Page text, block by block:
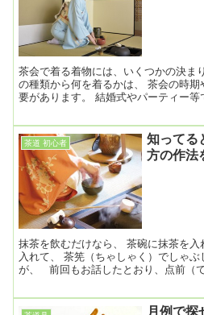
茶会で着る着物には、いくつかの決ま
の種類から何を着るかは、 茶会の時
要があります。 結婚式やパーティー
や豪華な振袖は、茶会には向きません
茶道 初心者
知ってる
方の作法
抹茶を飲むだけなら、 茶碗に抹茶を
入れて、 茶筅（ちゃしゃく）でしゃ
が、 前回もお話したとおり、点前（
月例で探